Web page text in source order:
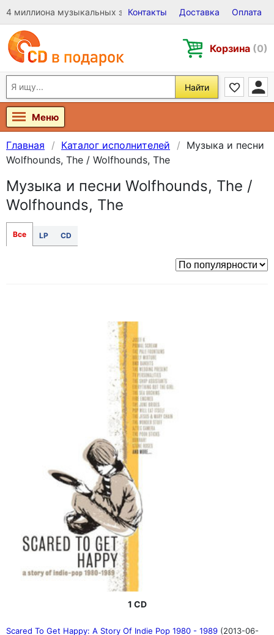
4 миллиона музыкальных записей на Виниле, CD и DVD
Контакты Доставка Оплата
Корзина (0)
Найти
Меню
Главная Каталог исполнителей
Музыка и песни
Wolfhounds, The / Wolfhounds, The
Музыка и песни Wolfhounds, The /
Wolfhounds, The
Все LP CD
1 CD
Scared To Get Happy: A Story Of Indie Pop 1980 - 1989 (2013-06-